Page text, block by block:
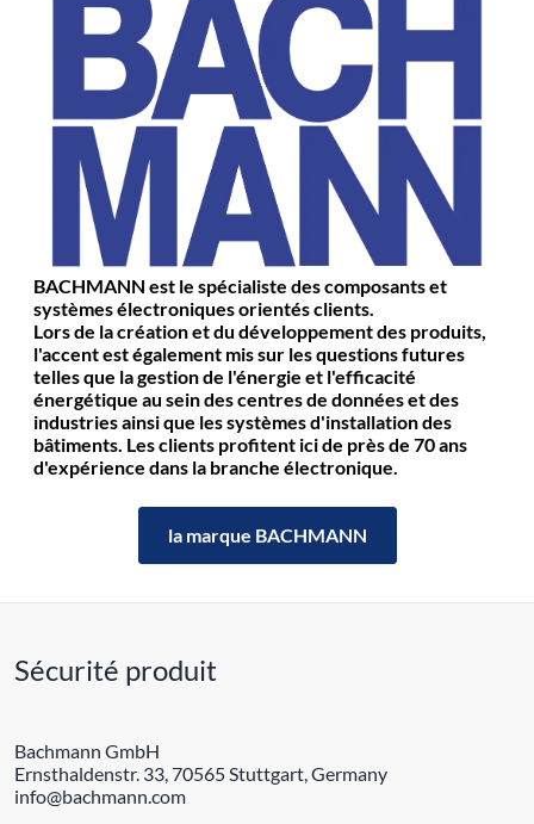
BACHMANN est le spécialiste des composants et
systèmes électroniques orientés clients.
Lors de la création et du développement des produits,
l'accent est également mis sur les questions futures
telles que la gestion de l'énergie et l'efficacité
énergétique au sein des centres de données et des
industries ainsi que les systèmes d'installation des
bâtiments. Les clients profitent ici de près de 70 ans
d'expérience dans la branche électronique.
la marque BACHMANN
Sécurité produit
Bachmann GmbH
Ernsthaldenstr. 33, 70565 Stuttgart, Germany
info@bachmann.com